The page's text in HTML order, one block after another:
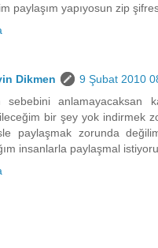
paylaşım yapıyosun zip
Dikmen
9 Şubat 2010
sebebini anlamayacaksan
bir şey yok indirmek
paylaşmak zorunda
insanlarla paylaşmal